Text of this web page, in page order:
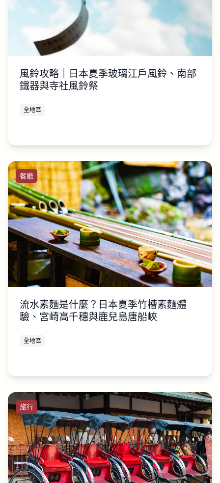
風鈴攻略｜日本夏季玻璃江戶風鈴、南部
鐵器與寺社風鈴祭
全地區
餐廳
流水素麵是什麼？日本夏季竹槽素麵體
驗、宮崎高千穗與鹿兒島唐船峽
全地區
旅行